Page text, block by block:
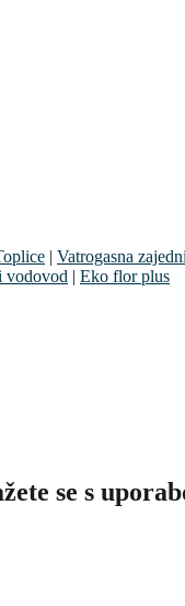
| Vatrogasna
vodovod | Eko flor plus
se s